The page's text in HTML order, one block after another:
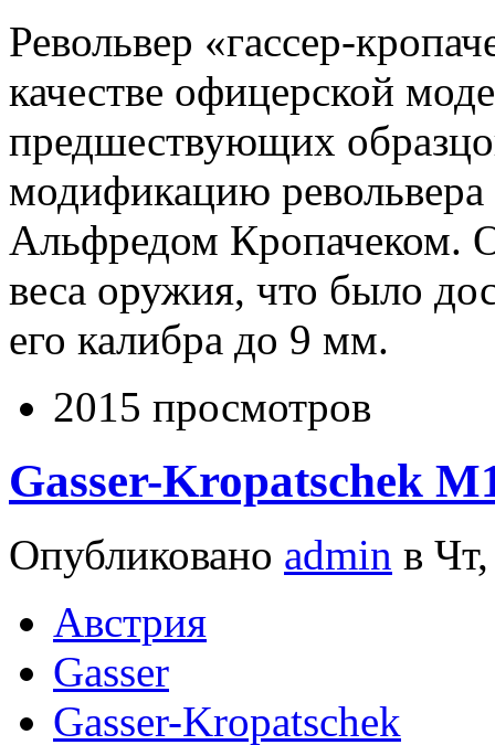
Револьвер «гассер-
качестве офицерской
предшествующих
модификацию
Альфредом Кропачеком.
веса оружия, что было
его калибра до 9 мм.
2015 просмотров
Gasser-Kropatschek
Опубликовано admin в
Австрия
Gasser
Gasser-Kropatschek